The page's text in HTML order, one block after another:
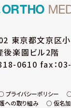
東京都文京区
後楽園ビル2階
0610 fax：
プライバシーポリシー
への取り組み
仮名